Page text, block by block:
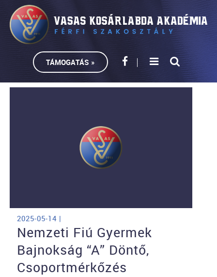
TÁMOGATÁS »
2025-05-14 |
Nemzeti Fiú Gyermek
Bajnokság “A” Döntő,
Csoportmérkőzés